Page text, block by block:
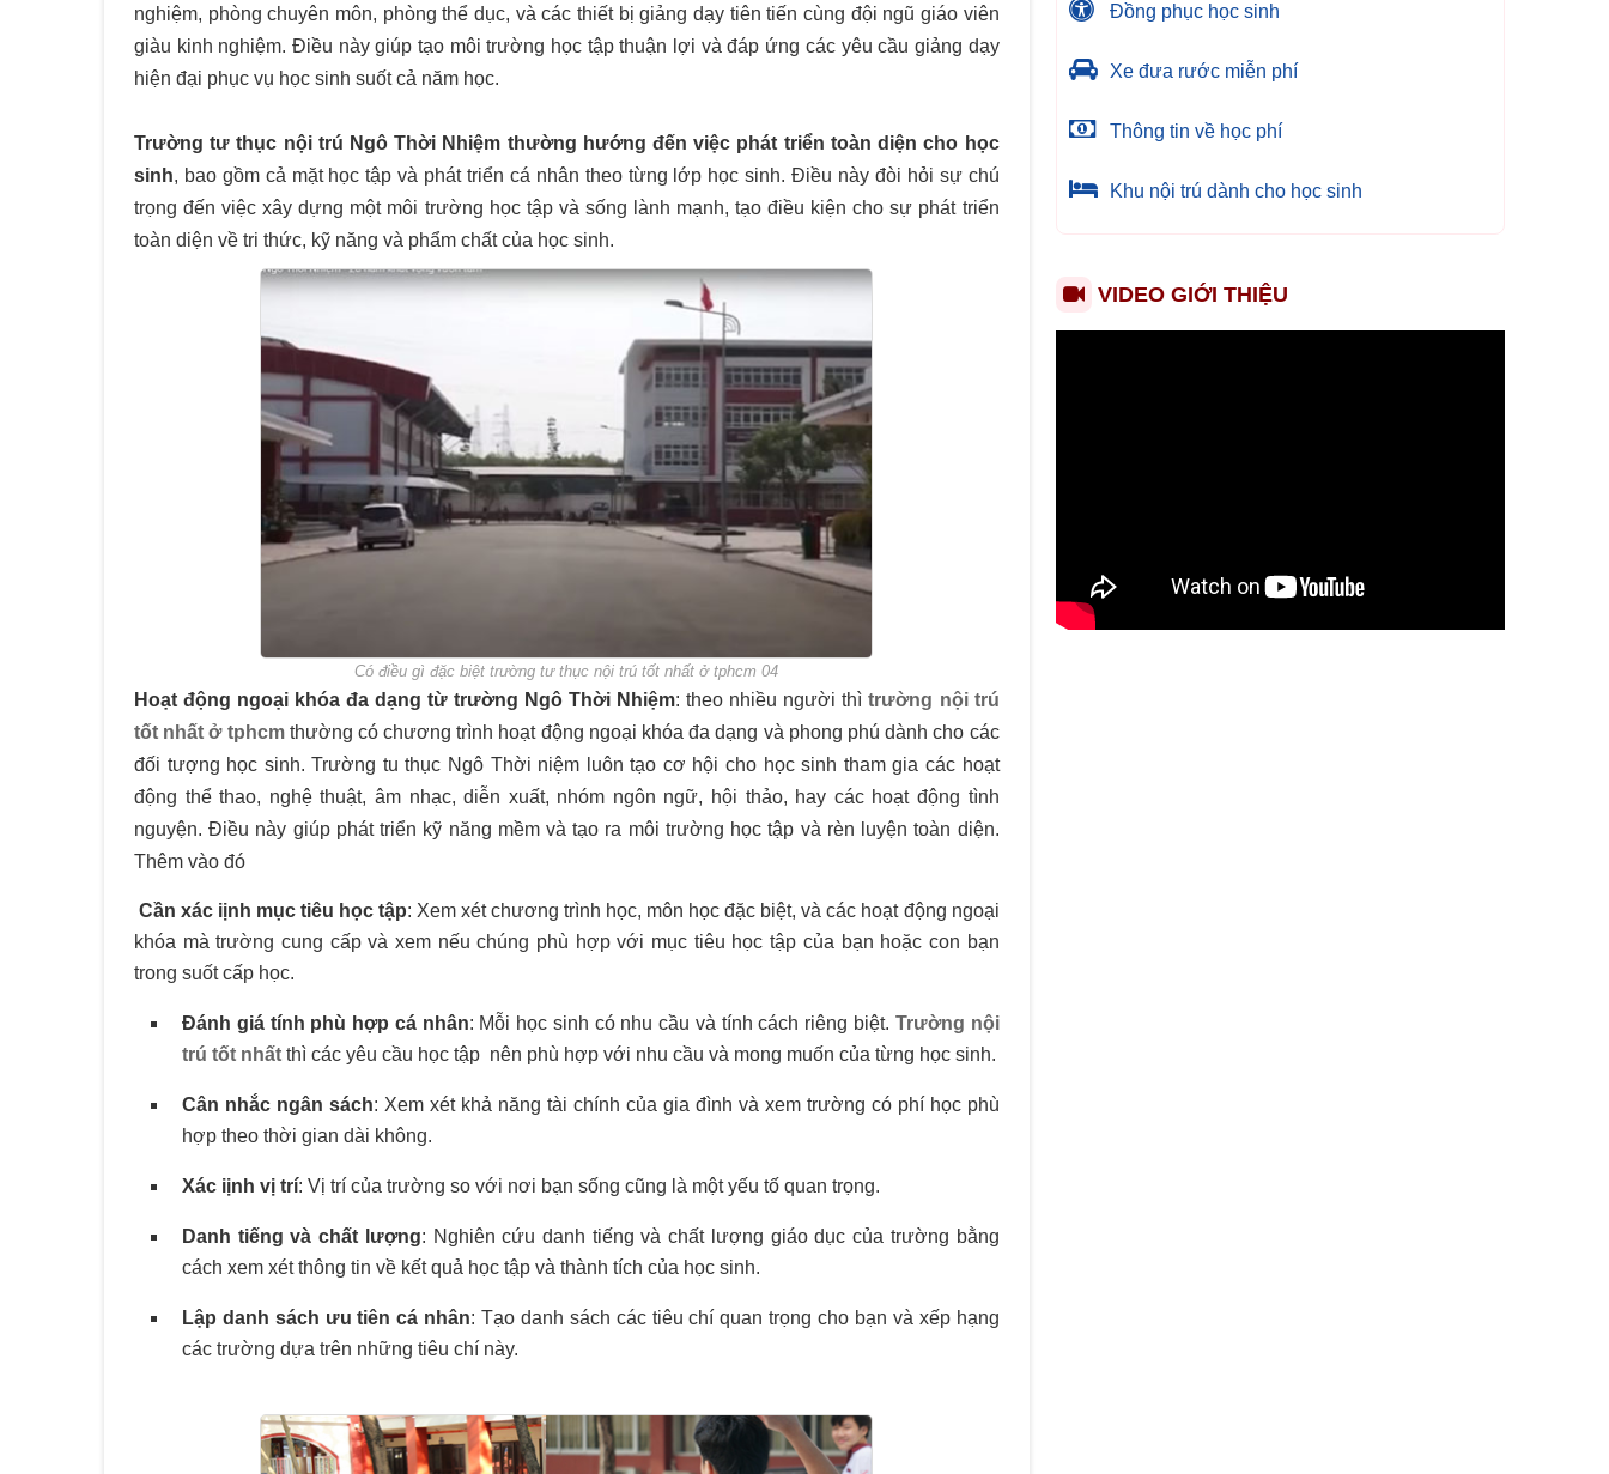
nghiệm, phòng chuyên môn, phòng thể dục, và các thiết bị giảng dạy tiên tiến cùng đội ngũ giáo viên
giàu kinh nghiệm. Điều này giúp tạo môi trường học tập thuận lợi và đáp ứng các yêu cầu giảng dạy
hiện đại phục vụ học sinh suốt cả năm học.
Trường tư thục nội trú Ngô Thời Nhiệm thường hướng đến việc phát triển toàn diện cho học
sinh, bao gồm cả mặt học tập và phát triển cá nhân theo từng lớp học sinh. Điều này đòi hỏi sự chú
trọng đến việc xây dựng một môi trường học tập và sống lành mạnh, tạo điều kiện cho sự phát triển
toàn diện về tri thức, kỹ năng và phẩm chất của học sinh.
Có điều gì đặc biệt trường tư thục nội trú tốt nhất ở tphcm 04
Hoạt động ngoại khóa đa dạng từ trường Ngô Thời Nhiệm: theo nhiều người thìtrường nội trú
tốt nhất ở tphcmthường có chương trình hoạt động ngoại khóa đa dạng và phong phú dành cho các
đối tượng học sinh. Trường tu thục Ngô Thời niệm luôn tạo cơ hội cho học sinh tham gia các hoạt
động thể thao, nghệ thuật, âm nhạc, diễn xuất, nhóm ngôn ngữ, hội thảo, hay các hoạt động tình
nguyện. Điều này giúp phát triển kỹ năng mềm và tạo ra môi trường học tập và rèn luyện toàn diện.
Thêm vào đó
Cần xác iịnh mục tiêu học tập: Xem xét chương trình học, môn học đặc biệt, và các hoạt động ngoại
khóa mà trường cung cấp và xem nếu chúng phù hợp với mục tiêu học tập của bạn hoặc con bạn
trong suốt cấp học.
Đánh giá tính phù hợp cá nhân: Mỗi học sinh có nhu cầu và tính cách riêng biệt. Trường nội
trú tốt nhất thì các yêu cầu học tập nên phù hợp với nhu cầu và mong muốn của từng học sinh.
Cân nhắc ngân sách: Xem xét khả năng tài chính của gia đình và xem trường có phí học phù
hợp theo thời gian dài không.
Xác iịnh vị trí: Vị trí của trường so với nơi bạn sống cũng là một yếu tố quan trọng.
Danh tiếng và chất lượng: Nghiên cứu danh tiếng và chất lượng giáo dục của trường bằng
cách xem xét thông tin về kết quả học tập và thành tích của học sinh.
Lập danh sách ưu tiên cá nhân: Tạo danh sách các tiêu chí quan trọng cho bạn và xếp hạng
các trường dựa trên những tiêu chí này.
Đồng phục học sinh
Xe đưa rước miễn phí
Thông tin về học phí
Khu nội trú dành cho học sinh
VIDEO GIỚI THIỆU